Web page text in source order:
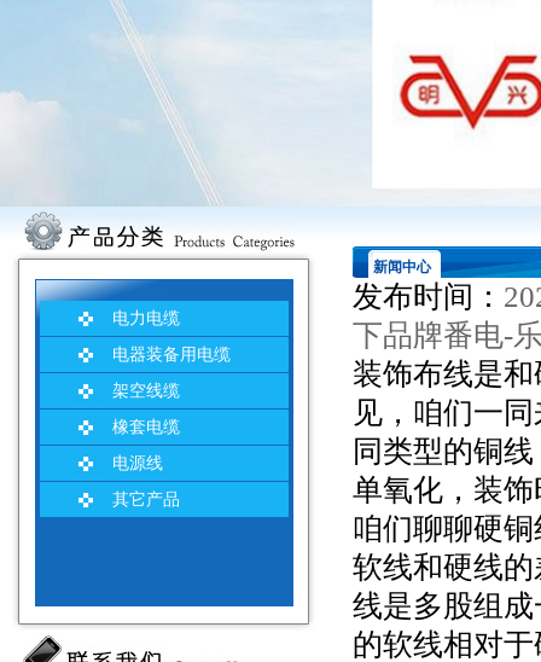
电力电缆
电器装备用电缆
架空线缆
橡套电缆
电源线
其它产品
新闻中心
发布时间：
下品牌番电-
装饰布线是
见，咱们一
同类型的铜
单氧化，装
咱们聊聊硬
软线和硬线
线是多股组
的软线相对